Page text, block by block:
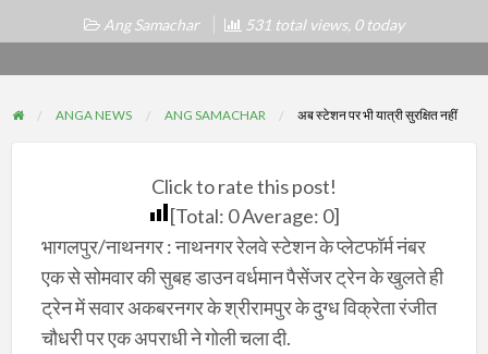
Ang Samachar 531 total views, 0 today
ANGA NEWS ANG SAMACHAR अब स्टेशन पर भी यात्री सुरक्षित नहीं
Click to rate this post!
[Total: 0Average: 0]
भागलपुर/नाथनगर : नाथनगर रेलवे स्टेशन के प्लेटफॉर्म नंबर
एक से सोमवार की सुबह डाउन वर्धमान पैसेंजर ट्रेन के खुलते ही
ट्रेन में सवार अकबरनगर के श्रीरामपुर के दुग्ध विक्रेता रंजीत
चौधरी पर एक अपराधी ने गोली चला दी.